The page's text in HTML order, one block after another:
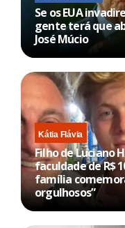
Se os EUA
gente terá que
José Múcio
Kátia Flávia
Filho de Luciano
faculdade de R$
família
orgulhosos”